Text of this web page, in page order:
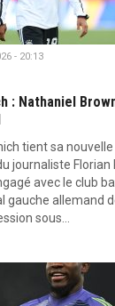
- 20:13
: Nathaniel
tient sa
journaliste Florian
avec le club
gauche allemand
sous...